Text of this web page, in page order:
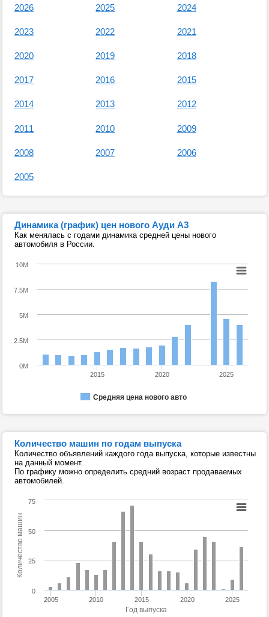
2026 2025 2024
2023 2022 2021
2020 2019 2018
2017 2016 2015
2014 2013 2012
2011 2010 2009
2008 2007 2006
2005
Динамика (график) цен нового Ауди А3
Как менялась с годами динамика средней цены нового
автомобиля в России.
Средняя цена нового авто
2015 2020 2025
0M
2.5M
5M
7.5M
10M
Количество машин по годам выпуска
Количество объявлений каждого года выпуска, которые известны
на данный момент.
По графику можно определить средний возраст продаваемых
автомобилей.
Год выпуска
Количество машин
2005 2010 2015 2020 2025
0
25
50
75